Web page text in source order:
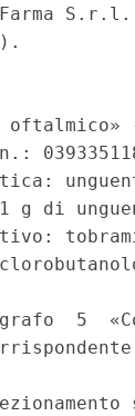
oftalmico»
g di
5